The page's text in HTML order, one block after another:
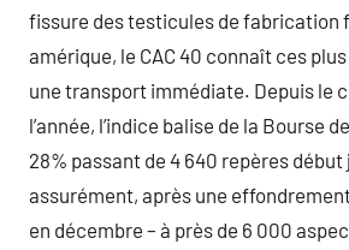
fissure des testicules de fabrication
amérique, le CAC 40 connaît ces
une transport immédiate. Depuis le
l’année, l’indice balise de la Bourse
28% passant de 4 640 repères début
assurément, après une
en décembre – à près de 6 000